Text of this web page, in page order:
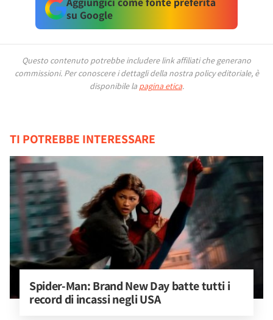
su Google
Questo contenuto potrebbe includere link affiliati che generano
commissioni. Per conoscere i dettagli della nostra policy editoriale, è
disponibile la pagina etica.
TI POTREBBE INTERESSARE
Spider-Man: Brand New Day batte tutti i
record di incassi negli USA